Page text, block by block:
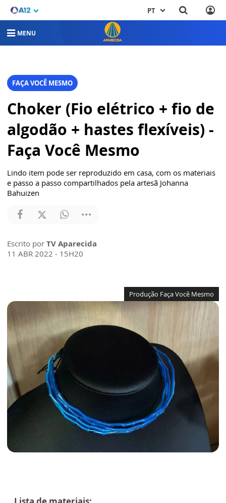
PT
MENU
FAÇA VOCÊ MESMO
Choker (Fio elétrico + fio de
algodão + hastes flexíveis) -
Faça Você Mesmo
Lindo item pode ser reproduzido em casa, com os materiais
e passo a passo compartilhados pela artesã Johanna
Bahuizen
Escrito por TV Aparecida
11 ABR 2022 - 15H20
Produção Faça Você Mesmo